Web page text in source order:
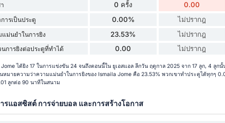
0 ครั้ง 0.00
ารเป็นประตู 0.00% ไม่ปรากฎ
แม่นยำในการยิง 23.53% ไม่ปรากฎ
การยิงต่อประตูที่ทำได้ 0.00 ไม่ปรากฎ
ได้ยิง 17 ในการแข่งขัน 24 จนถึงตอนนี้ใน ยูเอสแอล ลีกวัน ฤดูกาล 2025 จาก 17 ลูก, 4 ลูกนั้
หมายความว่าความแม่นยำในการยิงของ Ismaila Jome คือ 23.53% พวกเขาทำประตูได้ทุกๆ
ลูกต่อ 90 นาทีในสนาม
รแอสซิสต์ การจ่ายบอล และการสร้างโอกาส